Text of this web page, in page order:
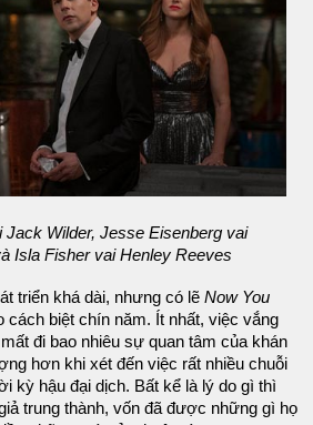
Jack Wilder, Jesse Eisenberg vai
Isla Fisher vai Henley Reeves
triển khá dài, nhưng có lẽ Now You
biệt chín năm. Ít nhất, việc vắng
đi bao nhiêu sự quan tâm của khán
hơn khi xét đến việc rất nhiều chuỗi
kỳ hậu đại dịch. Bất kể là lý do gì thì
trung thành, vốn đã được những gì họ